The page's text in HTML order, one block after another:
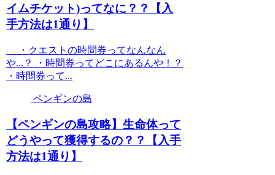
イムチケット)ってなに？？【入
手方法は1通り】
・クエストの時間券ってなんなん
や...？ ・時間券ってどこにあるんや！？
・時間券って...
ペンギンの島
【ペンギンの島攻略】生命体って
どうやって獲得するの？？【入手
方法は1通り】